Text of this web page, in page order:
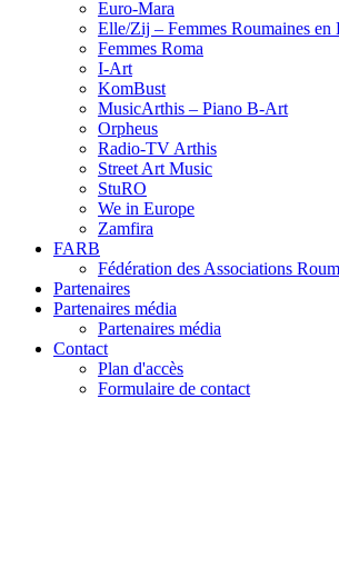
Euro-Mara
Elle/Zij – Femmes Roumaines en
Femmes Roma
I-Art
KomBust
MusicArthis – Piano B-Art
Orpheus
Radio-TV Arthis
Street Art Music
StuRO
We in Europe
Zamfira
FARB
Fédération des Associations
Partenaires
Partenaires média
Partenaires média
Contact
Plan d'accès
Formulaire de contact